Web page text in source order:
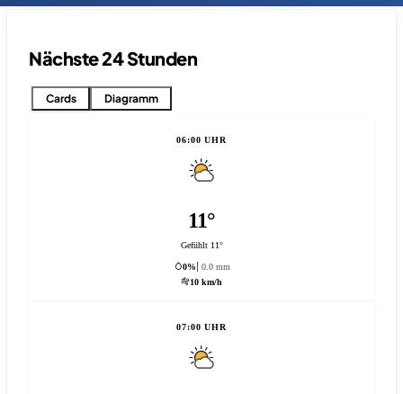
Nächste 24 Stunden
Cards Diagramm
06:00 UHR
11°
Gefühlt 11°
0%
0.0 mm
10 km/h
07:00 UHR